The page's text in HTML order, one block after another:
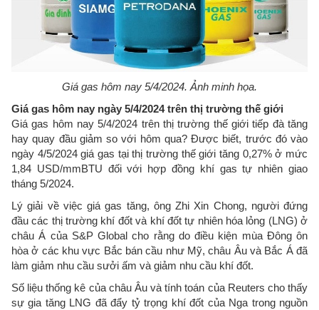
Giá gas hôm nay 5/4/2024. Ảnh minh họa.
Giá gas hôm nay ngày 5/4/2024 trên thị trường thế giới
Giá gas hôm nay 5/4/2024 trên thị trường thế giới tiếp đà tăng
hay quay đầu giảm so với hôm qua? Được biết, trước đó vào
ngày 4/5/2024 giá gas tại thị trường thế giới tăng 0,27% ở mức
1,84 USD/mmBTU đối với hợp đồng khí gas tự nhiên giao
tháng 5/2024.
Lý giải về việc giá gas tăng, ông Zhi Xin Chong, người đứng
đầu các thị trường khí đốt và khí đốt tự nhiên hóa lỏng (LNG) ở
châu Á của S&P Global cho rằng do điều kiện mùa Đông ôn
hòa ở các khu vực Bắc bán cầu như Mỹ, châu Âu và Bắc Á đã
làm giảm nhu cầu sưởi ấm và giảm nhu cầu khí đốt.
Số liệu thống kê của châu Âu và tính toán của Reuters cho thấy
sự gia tăng LNG đã đẩy tỷ trọng khí đốt của Nga trong nguồn